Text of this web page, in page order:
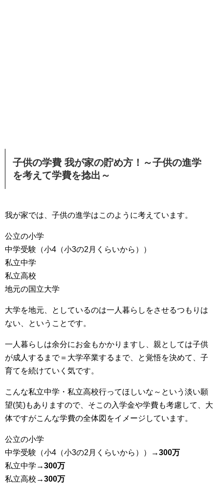
子供の学費 我が家の貯め方！～子供の進学
を考えて学費を捻出～
我が家では、子供の進学はこのように考えています。
公立の小学
中学受験（小4（小3の2月くらいから））
私立中学
私立高校
地元の国立大学
大学を地元、としているのは一人暮らしをさせるつもりは
ない、ということです。
一人暮らしは余分にお金もかかりますし、親としては子供
が成人するまで＝大学卒業するまで、と覚悟を決めて、子
育てを続けていく気です。
こんな私立中学・私立高校行ってほしいな～という淡い願
望(笑)もありますので、そこの入学金や学費も考慮して、大
体ですがこんな学費の全体図をイメージしています。
公立の小学
中学受験（小4（小3の2月くらいから））
→300万
私立中学 →300万
私立高校 →300万